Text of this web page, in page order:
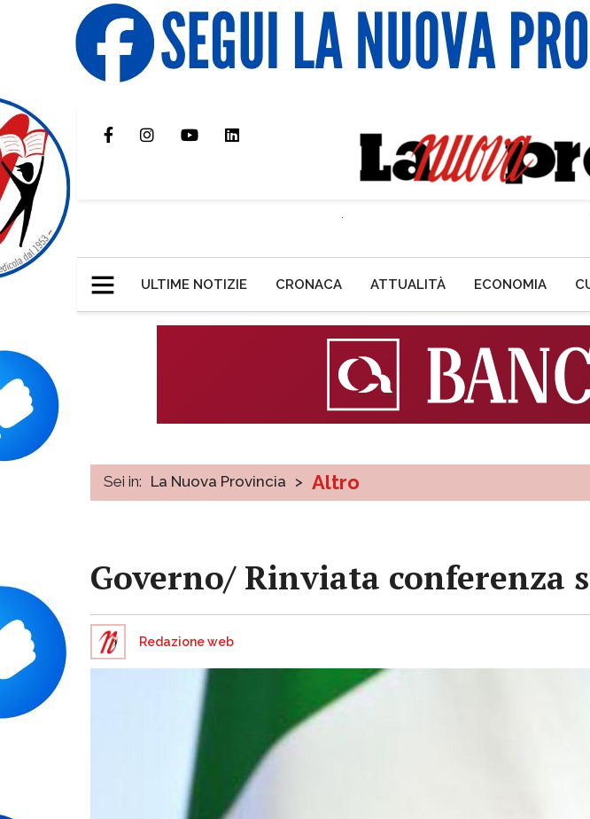
ULTIME NOTIZIE CRONACA ATTUALITÀ ECONOMIA
Sei in: La Nuova Provincia > Altro
Governo/ Rinviata conferenza
Redazione web